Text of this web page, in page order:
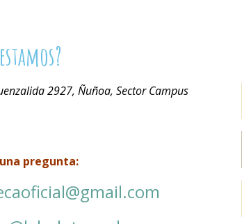
2927, Ñuñoa, Sector Campus
pregunta: